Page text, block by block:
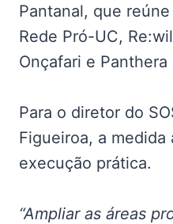
Pantanal, que
Rede Pró-UC,
Onçafari e Panthera
Para o diretor do
Figueiroa, a
execução prática.
“Ampliar as áreas